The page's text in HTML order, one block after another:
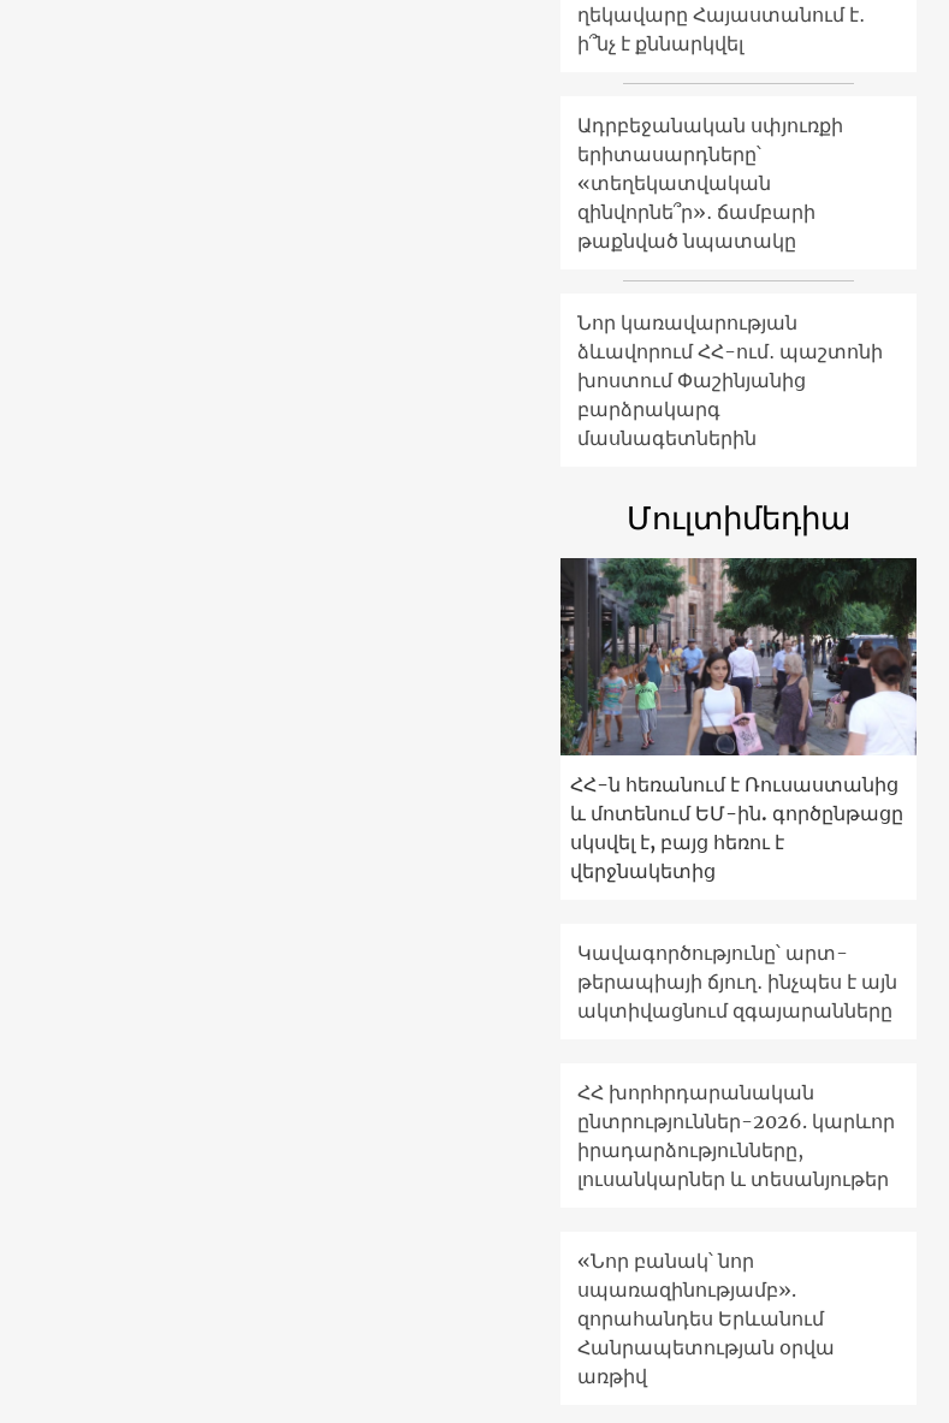
ղեկավարը Հայաստանում է․
ի՞նչ է քննարկվել
Ադրբեջանական սփյուռքի
երիտասարդները՝
«տեղեկատվական
զինվորնե՞ր»․ ճամբարի
թաքնված նպատակը
Նոր կառավարության
ձևավորում ՀՀ-ում․ պաշտոնի
խոստում Փաշինյանից
բարձրակարգ
մասնագետներին
Մուլտիմեդիա
ՀՀ-ն հեռանում է Ռուսաստանից
և մոտենում ԵՄ-ին. գործընթացը
սկսվել է, բայց հեռու է
վերջնակետից
Կավագործությունը՝ արտ-
թերապիայի ճյուղ․ ինչպես է այն
ակտիվացնում զգայարանները
ՀՀ խորհրդարանական
ընտրություններ-2026. կարևոր
իրադարձությունները,
լուսանկարներ և տեսանյութեր
«Նոր բանակ՝ նոր
սպառազինությամբ».
զորահանդես Երևանում
Հանրապետության օրվա
առթիվ